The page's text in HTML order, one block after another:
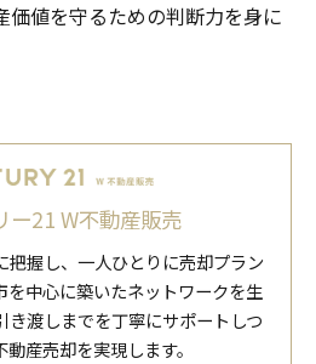
価値を守るための判断力を身に
ー21 W不動産販売
把握し、一人ひとりに売却プラン
を中心に築いたネットワークを生
き渡しまでを丁寧にサポートしつ
産売却を実現します。